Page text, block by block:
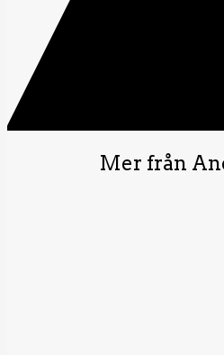
Mer från